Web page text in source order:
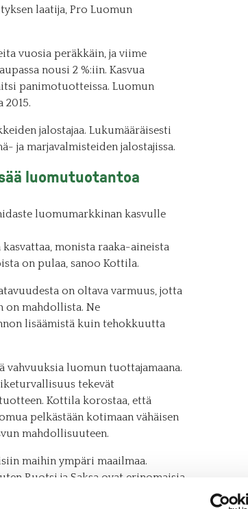
laatija, Pro Luomun
vuosia peräkkäin, ja viime
nousi 2 %:iin. Kasvua
panimotuotteissa. Luomun
2015.
jalostajaa. Lukumääräisesti
ja marjavalmisteiden jalostajissa.
luomutuotantoa
luomumarkkinan kasvulle
monista raaka-aineista
on pulaa, sanoo Kottila.
on oltava varmuus, jotta
on mahdollista. Ne
lisäämistä kuin tehokkuutta
vahvuuksia luomun tuottajamaana.
tekevät
Kottila korostaa, että
pelkästään kotimaan vähäisen
mahdollisuuteen.
maihin ympäri maailmaa.
Ruotsi ja Saksa ovat erinomaisia